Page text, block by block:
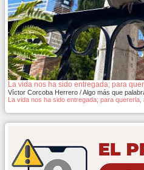
La vida nos ha sido entregada; para
Víctor Corcoba Herrero / Algo más que
La vida nos ha sido entregada; para quererla,